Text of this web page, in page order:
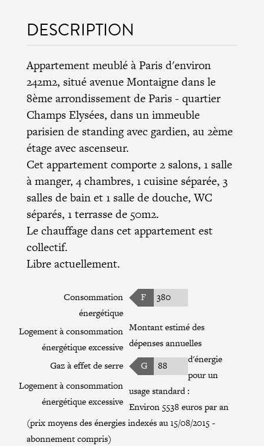
DESCRIPTION
Appartement meublé à Paris d'environ
242m2, situé avenue Montaigne dans le
8ème arrondissement de Paris - quartier
Champs Elysées, dans un immeuble
parisien de standing avec gardien, au 2ème
étage avec ascenseur.
Cet appartement comporte 2 salons, 1 salle
à manger, 4 chambres, 1 cuisine séparée, 3
salles de bain et 1 salle de douche, WC
séparés, 1 terrasse de 50m2.
Le chauffage dans cet appartement est
collectif.
Libre actuellement.
Consommation
énergétique
F 380
Logement à consommation
énergétique excessive
Gaz à effet de serre
G
88
Logement à consommation
énergétique excessive
Montant estimé des
dépenses annuelles
d'énergie
pour un
usage standard :
Environ 5538 euros par an
(prix moyens des énergies indexés au 15/08/2015 -
abonnement compris)